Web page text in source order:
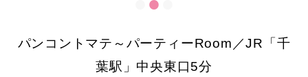
パンコントマテ～パーティーRoom／JR「千
葉駅」中央東口5分